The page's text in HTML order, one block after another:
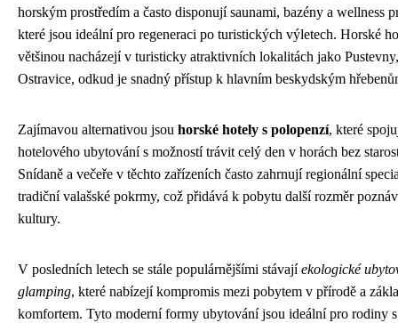
horským prostředím a často disponují saunami, bazény a wellness
které jsou ideální pro regeneraci po turistických výletech. Horské
většinou nacházejí v turisticky atraktivních lokalitách jako
Ostravice, odkud je snadný přístup k hlavním beskydským
Zajímavou alternativou jsou horské hotely s polopenzí, které
hotelového ubytování s možností trávit celý den v horách bez
Snídaně a večeře v těchto zařízeních často zahrnují regionální
tradiční valašské pokrmy, což přidává k pobytu další rozměr
kultury.
V posledních letech se stále populárnějšími stávajíekologické
glamping, které nabízejí kompromis mezi pobytem v přírodě a
komfortem. Tyto moderní formy ubytování jsou ideální pro rodiny